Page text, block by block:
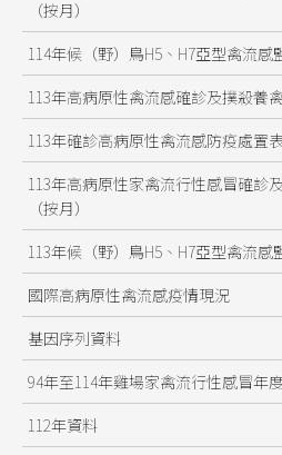
（按月）
114年候（野）鳥H5、H7亞型禽流感
113年高病原性禽流感確診及撲殺養
113年確診高病原性禽流感防疫處置
113年高病原性家禽流行性感冒確診
（按月）
113年候（野）鳥H5、H7亞型禽流感
國際高病原性禽流感疫情現況
基因序列資料
94年至114年雞場家禽流行性感冒年
112年資料